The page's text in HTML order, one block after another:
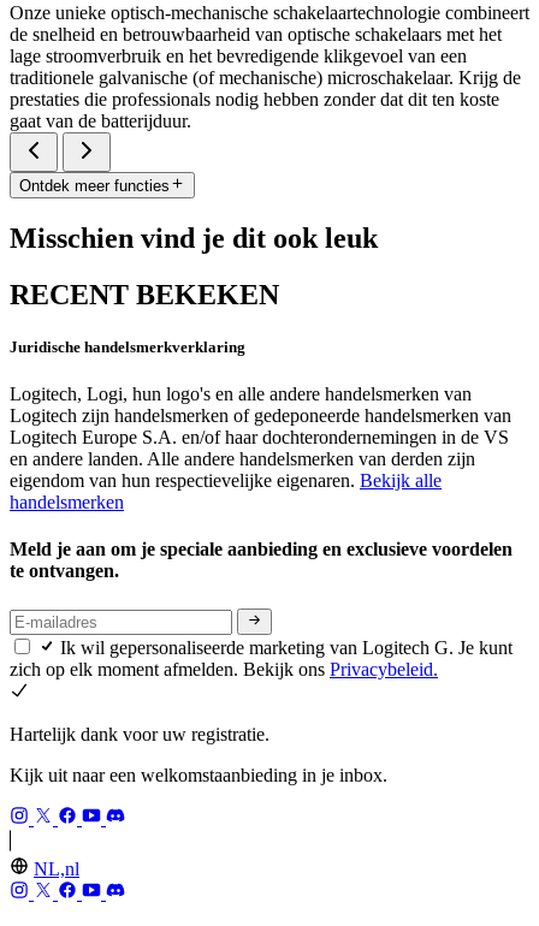
Onze unieke optisch-mechanische schakelaartechnologie combineert
de snelheid en betrouwbaarheid van optische schakelaars met het
lage stroomverbruik en het bevredigende klikgevoel van een
traditionele galvanische (of mechanische) microschakelaar. Krijg de
prestaties die professionals nodig hebben zonder dat dit ten koste
gaat van de batterijduur.
Ontdek meer functies
Misschien vind je dit ook leuk
RECENT BEKEKEN
Juridische handelsmerkverklaring
Logitech, Logi, hun logo's en alle andere handelsmerken van
Logitech zijn handelsmerken of gedeponeerde handelsmerken van
Logitech Europe S.A. en/of haar dochterondernemingen in de VS
en andere landen. Alle andere handelsmerken van derden zijn
eigendom van hun respectievelijke eigenaren. Bekijk alle
handelsmerken
Meld je aan om je speciale aanbieding en exclusieve voordelen
te ontvangen.
Ik wil gepersonaliseerde marketing van Logitech G. Je kunt
zich op elk moment afmelden. Bekijk ons Privacybeleid.
Hartelijk dank voor uw registratie.
Kijk uit naar een welkomstaanbieding in je inbox.
NL,nl